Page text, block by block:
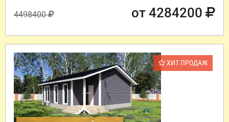
4498400 от 4284200
ХИТ ПРОДАЖ